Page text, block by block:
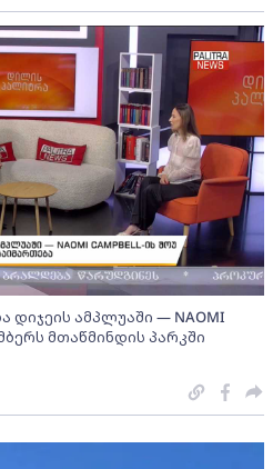
ამპლუაში — NAOMI
მთაწმინდის პარკში